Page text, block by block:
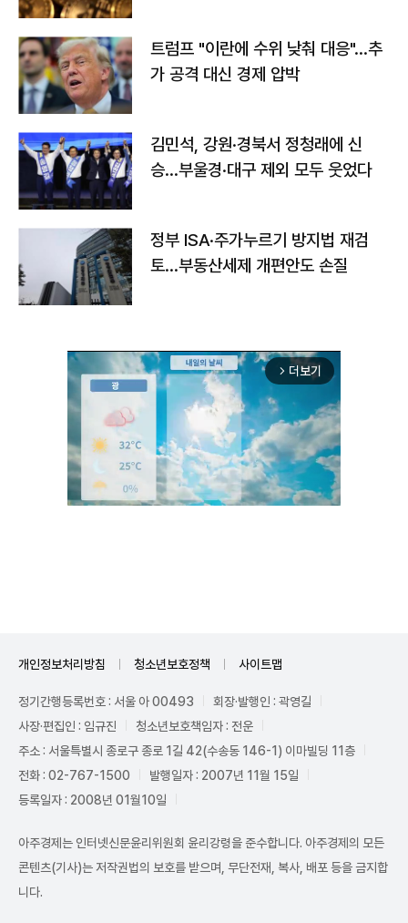
트럼프 "이란에 수위 낮춰 대응"…추
가 공격 대신 경제 압박
김민석, 강원·경북서 정청래에 신
승…부울경·대구 제외 모두 웃었다
정부 ISA·주가누르기 방지법 재검
토…부동산세제 개편안도 손질
arrow_forward_ios 더보기
개인정보처리방침 청소년보호정책 사이트맵
정기간행등록번호 : 서울 아 00493
회장·발행인 : 곽영길
사장·편집인 : 임규진
청소년보호책임자 : 전운
주소 : 서울특별시 종로구 종로 1길 42(수송동 146-1) 이마빌딩 11층
전화 : 02-767-1500
발행일자 : 2007년 11월 15일
등록일자 : 2008년 01월10일
아주경제는 인터넷신문윤리위원회 윤리강령을 준수합니다. 아주경제의 모든
콘텐츠(기사)는 저작권법의 보호를 받으며, 무단전재, 복사, 배포 등을 금지합
니다.